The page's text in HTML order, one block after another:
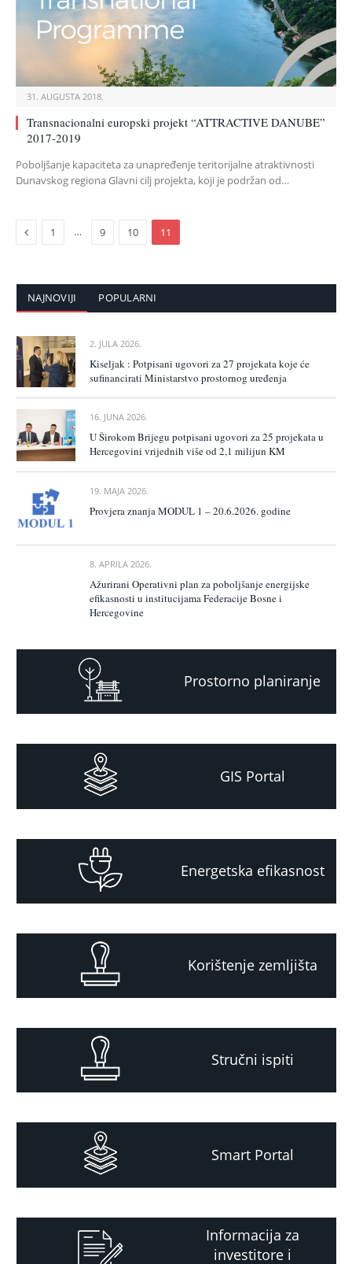
31. AUGUSTA 2018.
Transnacionalni europski projekt “ATTRACTIVE DANUBE”
2017-2019
Poboljšanje kapaciteta za unapređenje teritorijalne atraktivnosti
Dunavskog regiona Glavni cilj projekta, koji je podržan od…
Previous
1 … 9 10 11
NAJNOVIJI POPULARNI
2. JULA 2026.
Kiseljak : Potpisani ugovori za 27 projekata koje će
sufinancirati Ministarstvo prostornog uređenja
16. JUNA 2026.
U Širokom Brijegu potpisani ugovori za 25 projekata u
Hercegovini vrijednih više od 2,1 milijun KM
19. MAJA 2026.
Provjera znanja MODUL 1 – 20.6.2026. godine
8. APRILA 2026.
Ažurirani Operativni plan za poboljšanje energijske
efikasnosti u institucijama Federacije Bosne i
Hercegovine
Prostorno planiranje
GIS Portal
Energetska efikasnost
Korištenje zemljišta
Stručni ispiti
Smart Portal
Informacija za
investitore i